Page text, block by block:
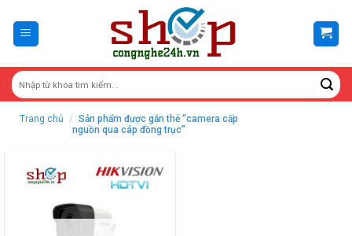
content
Trang chủ / Sản phẩm được gắn thẻ “camera cấp
nguồn qua cáp đồng trục”